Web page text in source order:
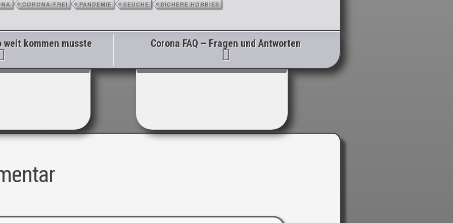
CORONA-FREI PANDEMIE SEUCHE
SICHERE HOBBIES
weit kommen musste Corona FAQ – Fragen und Antworten